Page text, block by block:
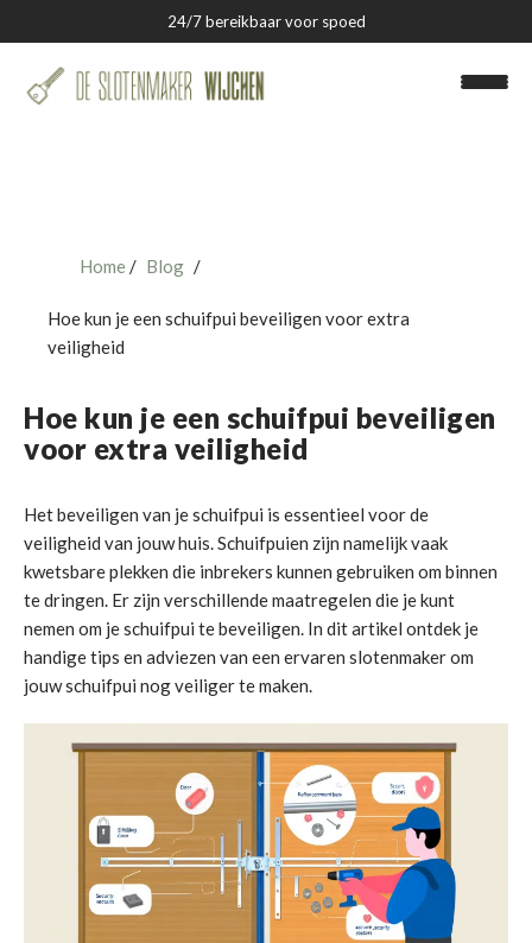
24/7 bereikbaar voor spoed
Slotenmaker Wijchen
Contact
Home Blog
Hoe kun je een schuifpui beveiligen voor extra
veiligheid
Hoe kun je een schuifpui beveiligen
voor extra veiligheid
Het beveiligen van je schuifpui is essentieel voor de
veiligheid van jouw huis. Schuifpuien zijn namelijk vaak
kwetsbare plekken die inbrekers kunnen gebruiken om binnen
te dringen. Er zijn verschillende maatregelen die je kunt
nemen om je schuifpui te beveiligen. In dit artikel ontdek je
handige tips en adviezen van een ervaren slotenmaker om
jouw schuifpui nog veiliger te maken.